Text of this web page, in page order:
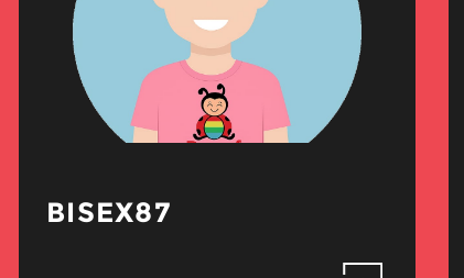
BISEX87